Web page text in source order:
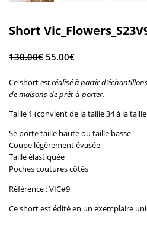
Short
130.00€ 55.00€
Ce shortest réalisé à partir
de maisons de prêt-à-porter.
Taille 1 (convient de la taille 34 à la
Se porte taille haute ou taille basse
Coupe légèrement évasée
Taille élastiquée
Poches coutures côtés
Référence : VIC#9
Ce short est édité en un exemplaire